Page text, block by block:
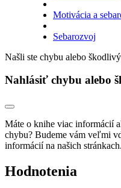
Motivácia a
Sebarozvoj
Našli ste chybu alebo
Nahlásiť chybu alebo
Máte o knihe viac informácií
chybu? Budeme vám veľmi
informácií na našich stránkach.
Hodnotenia